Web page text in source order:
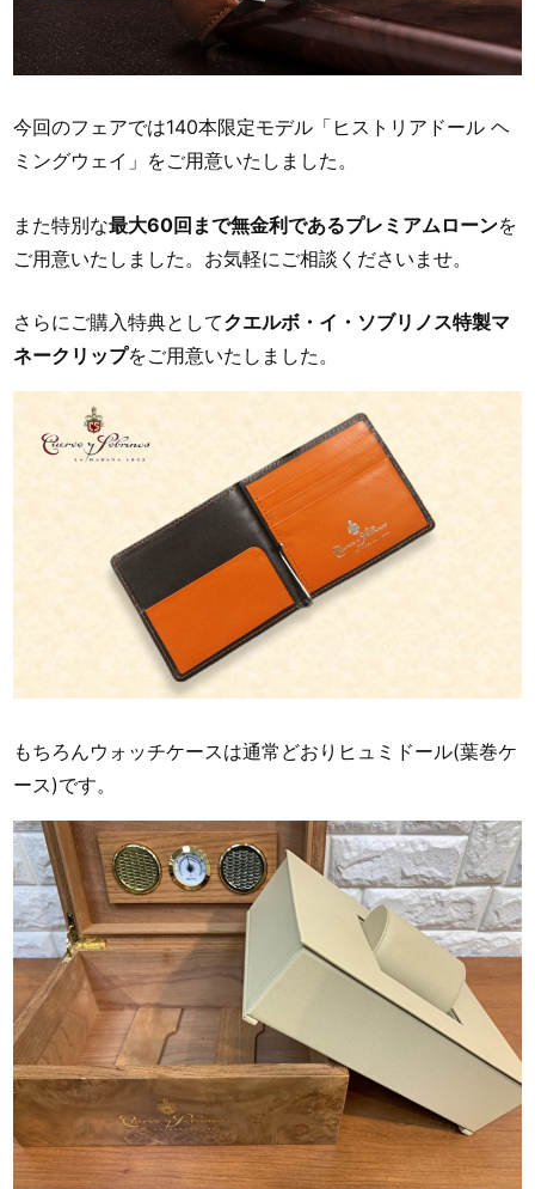
今回のフェアでは140本限定モデル「ヒストリアドール ヘ
ミングウェイ」をご用意いたしました。
また特別な最大60回まで無金利であるプレミアムローンを
ご用意いたしました。お気軽にご相談くださいませ。
さらにご購入特典としてクエルボ・イ・ソブリノス特製マ
ネークリップをご用意いたしました。
もちろんウォッチケースは通常どおりヒュミドール(葉巻ケ
ース)です。